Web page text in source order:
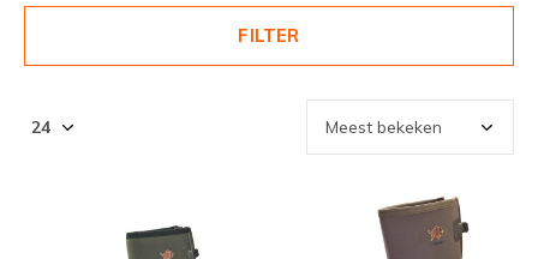
FILTER